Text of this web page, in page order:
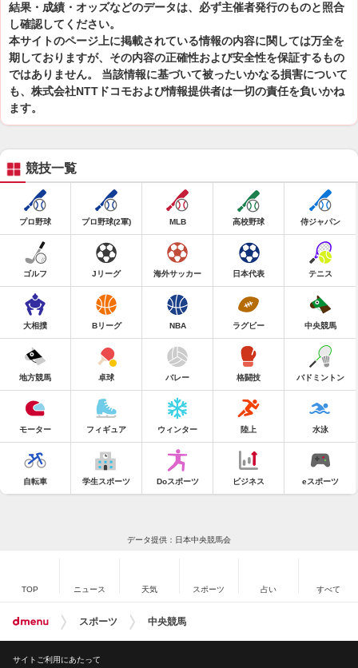
結果・成績・オッズなどのデータは、必ず主催者発行のものと照合
し確認してください。
本サイトのページ上に掲載されている情報の内容に関しては万全を
期しておりますが、その内容の正確性および安全性を保証するもの
ではありません。 当該情報に基づいて被ったいかなる損害について
も、株式会社NTTドコモおよび情報提供者は一切の責任を負いかね
ます。
競技一覧
プロ野球 プロ野球(2軍) MLB 高校野球 侍ジャパン
ゴルフ Jリーグ 海外サッカー 日本代表 テニス
大相撲 Bリーグ NBA ラグビー 中央競馬
地方競馬 卓球 バレー 格闘技 バドミントン
モーター フィギュア ウィンター 陸上 水泳
自転車 学生スポーツ Doスポーツ ビジネス eスポーツ
データ提供：日本中央競馬会
TOP ニュース 天気 スポーツ 占い すべて
スポーツ 中央競馬
サイトご利用にあたって